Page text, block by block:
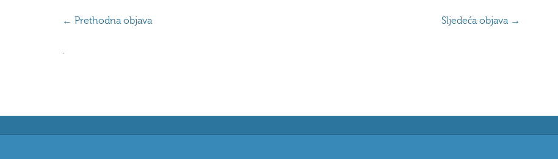
← Prethodna objava Sljedeća objava →
.